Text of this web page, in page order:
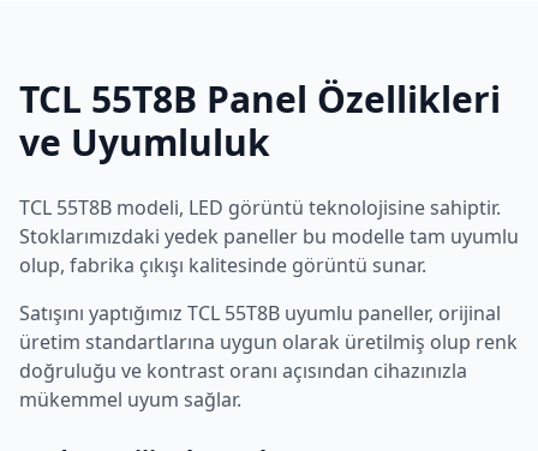
TCL 55T8B Panel Özellikleri
ve Uyumluluk
TCL 55T8B modeli, LED görüntü teknolojisine sahiptir.
Stoklarımızdaki yedek paneller bu modelle tam uyumlu
olup, fabrika çıkışı kalitesinde görüntü sunar.
Satışını yaptığımız TCL 55T8B uyumlu paneller, orijinal
üretim standartlarına uygun olarak üretilmiş olup renk
doğruluğu ve kontrast oranı açısından cihazınızla
mükemmel uyum sağlar.